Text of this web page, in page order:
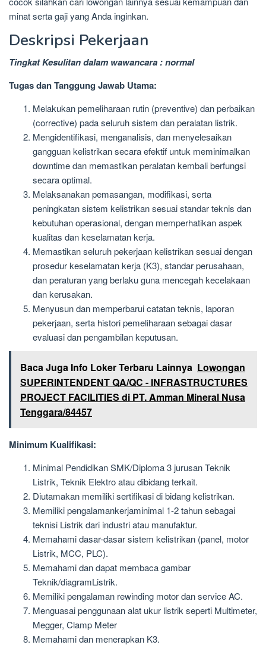
minat serta gaji yang Anda inginkan.
Deskripsi Pekerjaan
Tingkat Kesulitan dalam wawancara : normal
Tugas dan Tanggung Jawab Utama:
Melakukan pemeliharaan rutin (preventive) dan perbaikan
(corrective) pada seluruh sistem dan peralatan listrik.
Mengidentifikasi, menganalisis, dan menyelesaikan
gangguan kelistrikan secara efektif untuk meminimalkan
downtime dan memastikan peralatan kembali berfungsi
secara optimal.
Melaksanakan pemasangan, modifikasi, serta
peningkatan sistem kelistrikan sesuai standar teknis dan
kebutuhan operasional, dengan memperhatikan aspek
kualitas dan keselamatan kerja.
Memastikan seluruh pekerjaan kelistrikan sesuai dengan
prosedur keselamatan kerja (K3), standar perusahaan,
dan peraturan yang berlaku guna mencegah kecelakaan
dan kerusakan.
Menyusun dan memperbarui catatan teknis, laporan
pekerjaan, serta histori pemeliharaan sebagai dasar
evaluasi dan pengambilan keputusan.
Baca Juga Info Loker Terbaru Lainnya Lowongan
SUPERINTENDENT QA/QC - INFRASTRUCTURES
PROJECT FACILITIES di PT. Amman Mineral Nusa
Tenggara/84457
Minimum Kualifikasi:
Minimal Pendidikan SMK/Diploma 3 jurusan Teknik
Listrik, Teknik Elektro atau dibidang terkait.
Diutamakan memiliki sertifikasi di bidang kelistrikan.
Memiliki pengalamankerjaminimal 1-2 tahun sebagai
teknisi Listrik dari industri atau manufaktur.
Memahami dasar-dasar sistem kelistrikan (panel, motor
Listrik, MCC, PLC).
Memahami dan dapat membaca gambar
Teknik/diagramListrik.
Memiliki pengalaman rewinding motor dan service AC.
Menguasai penggunaan alat ukur listrik seperti Multimeter,
Megger, Clamp Meter
Memahami dan menerapkan K3.